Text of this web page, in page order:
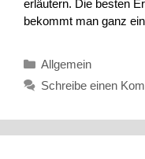
erläutern. Die besten
bekommt man ganz
Kategorien
Allgemein
Schreibe einen